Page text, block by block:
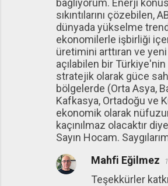
bağlıyorum. Enerji
sıkıntılarını çözebilen,
dünyada yükselme
ekonomilerle işbirliği
üretimini arttıran ve
açılabilen bir
stratejik olarak güce
bölgelerde (Orta Asya,
Kafkasya, Ortadoğu ve
ekonomik olarak
kaçınılmaz olacaktır
Sayın Hocam.
Mahfi Eğilmez
Teşekkürler